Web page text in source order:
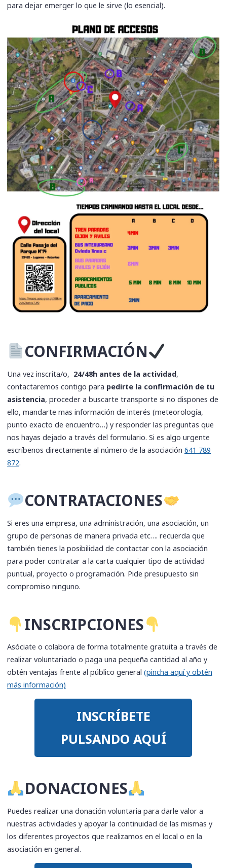
para dejar emerger lo que le sirve (lo esencial).
CONFIRMACIÓN
Una vez inscrita/o, 24/48h antes de la actividad,
contactaremos contigo para pedirte la confirmación de tu
asistencia, proceder a buscarte transporte si no dispones de
ello, mandarte mas información de interés (meteorología,
punto exacto de encuentro…) y responder las preguntas que
nos hayas dejado a través del formulario. Si es algo urgente
escríbenos directamente al número de la asociación641 789
872.
​CONTRATACIONES
Si eres una empresa, una administración, una asociación, un
grupo de personas de manera privada etc…. recuerda que
también tienes la posibilidad de contactar con la asociación
para poder contratar a la carta cualquier tipo de actividad
puntual, proyecto o programación. Pide presupuesto sin
compromiso ninguno.
​INSCRIPCIONES
Asóciate o colabora de forma totalmente gratuita a través de
realizar voluntariado o paga una pequeña cantidad al año y
obtén ventajas frente al público general(pincha aquí y obtén
más información)
INSCRÍBETE
PULSANDO AQUÍ
​DONACIONES
Puedes realizar una donación voluntaria para darle valor a
nuestras actividades y apoyar la continuidad de las mismas y
los diferentes proyectos que realizamos en el local o en la
asociación en general.